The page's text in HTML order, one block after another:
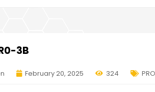
3B
February 20, 2025 324